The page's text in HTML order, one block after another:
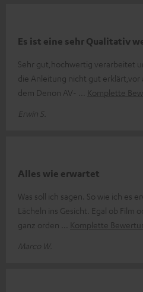
Es ist eine sehr Qualitativ
Sehr gut,hochwertig verarbeitet
die Anleitung nicht gut erklärt,vor
dem Denon AV-
Komplette
Erwin S.
Alles wie erwartet
Was soll ich sagen. So wie ich es
Lächeln ins Gesicht. Egal ob Film
ganz orden
Komplette
Marco W.